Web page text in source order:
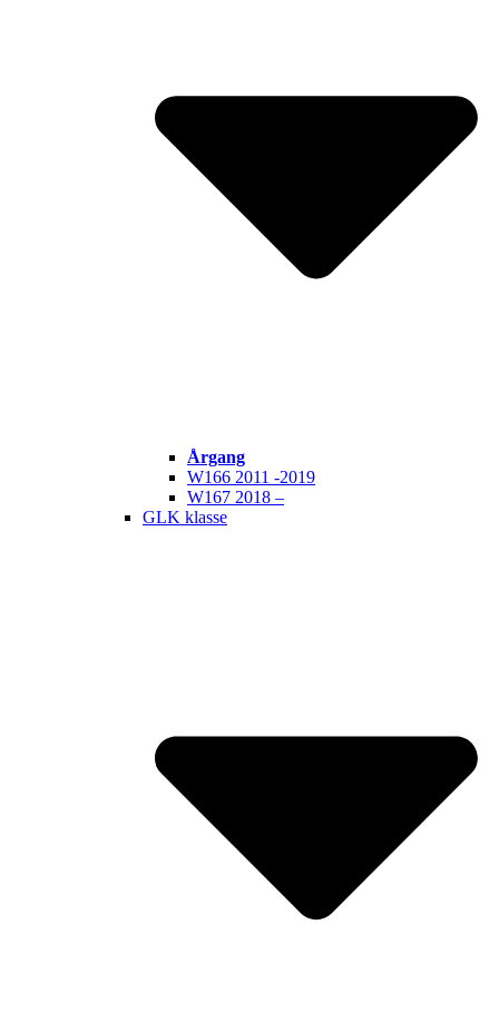
Årgang
W166 2011 -2019
W167 2018 –
GLK klasse